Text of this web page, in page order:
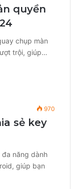
quyền
chụp màn
trội, giúp…
970
sẻ key
đa năng dành
giúp bạn